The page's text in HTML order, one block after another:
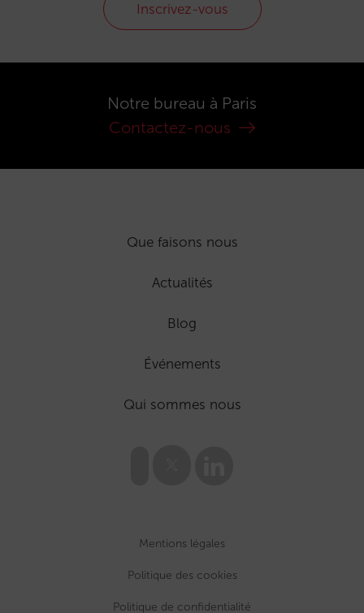
Inscrivez-vous
Notre bureau à Paris
Contactez-nous
Que faisons nous
Actualités
Blog
Événements
Qui sommes nous
Mentions légales
Politique des cookies
Politique de confidentialité